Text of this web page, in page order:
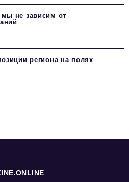
не зависим от
региона на полях